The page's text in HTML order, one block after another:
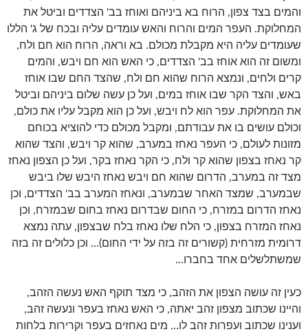
והמים בצד צפון, הרוח בא ביניהם ואוחז בב' הצדדים וביטל את
המחלוקת. העפר המים והרוח והאש עומדים עליה ובכח של ג' הללו
שעומדים עליה היא מקבלת מכולם. בא וראה, הרוח הוא חם ולח,
ומשום זה הוא אוחז בב' הצדדים, כי האש הוא חם ויבש, והמים
קרים ולחים, ונמצא הרוח שהוא חם ולח, שהצד החם שבו אוחז
באש, והצד הקר שבו אוחז במים, ועל כן עשה שלום ביניהם וביטל
את המחלוקת. עפר הוא לח ויבש, ועל כן הוא מקבל עליו את כולם,
וכולם עושים בו את עבודתם, ומקבל מכולם כדי להוציא בכוחם
מזונות לעולם, כי העפר נאחז במערב, שהוא קר ויבש, והצד שהוא
קר נאחז בצפון שהוא קר ולח, כי הקר נאחז בקר, ועל כן הצפון נאחז
מצד זה במערב, הדרום שהוא חם ויבש נאחז היבש שלו ביבש
שבמערב, שמצד האחר שבמערב, ונאחז המערב בב' הצדדים, וכן
נאחז הדרום במזרח, כי החום שבדרום נאחז בחום שבמזרח, וכן
נאחז המזרח בצפון, כי הלח שלו נאחז בלח שבצפון, עתה נמצא
דרומית מזרחית (קשורים זה בזה על ידי החום)… וכן כלולים זה בזה
שמשתלשלים אחד בחברו…
כעין זה עושה הצפון את הזהב, כי מצד תוקף האש נעשה הזהב,
והיינו שכתוב מצפון זהב יאתה, כי האש נאחז בעפר ונעשה זהב,
וענינו שכתוב ועפרות זהב לו… מים נאחזים בעפר וקרירות בלחות